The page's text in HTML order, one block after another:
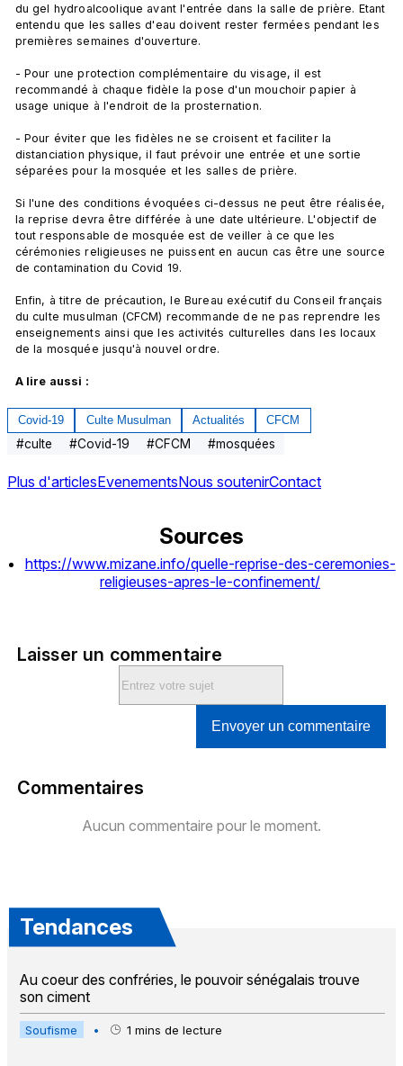
du gel hydroalcoolique avant l'entrée dans la salle de prière. Etant
entendu que les salles d'eau doivent rester fermées pendant les
premières semaines d'ouverture.
- Pour une protection complémentaire du visage, il est
recommandé à chaque fidèle la pose d'un mouchoir papier à
usage unique à l'endroit de la prosternation.
- Pour éviter que les fidèles ne se croisent et faciliter la
distanciation physique, il faut prévoir une entrée et une sortie
séparées pour la mosquée et les salles de prière.
Si l'une des conditions évoquées ci-dessus ne peut être réalisée,
la reprise devra être différée à une date ultérieure. L'objectif de
tout responsable de mosquée est de veiller à ce que les
cérémonies religieuses ne puissent en aucun cas être une source
de contamination du Covid 19.
Enfin, à titre de précaution, le Bureau exécutif du Conseil français
du culte musulman (CFCM) recommande de ne pas reprendre les
enseignements ainsi que les activités culturelles dans les locaux
de la mosquée jusqu'à nouvel ordre.
A lire aussi :
Covid-19 Culte Musulman Actualités CFCM
#culte #Covid-19 #CFCM #mosquées
Plus d'articlesEvenementsNous soutenirContact
Sources
https://www.mizane.info/quelle-reprise-des-ceremonies-
religieuses-apres-le-confinement/
Laisser un commentaire
Envoyer un commentaire
Commentaires
Aucun commentaire pour le moment.
Tendances
Au coeur des confréries, le pouvoir sénégalais trouve
son ciment
Soufisme • 1 mins de lecture